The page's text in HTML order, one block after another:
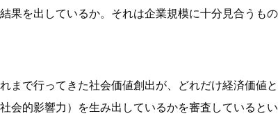
果を出しているか。それは企業規模に十分見合うも
まで行ってきた社会価値創出が、どれだけ経済価値
会的影響力）を生み出しているかを審査しているとい